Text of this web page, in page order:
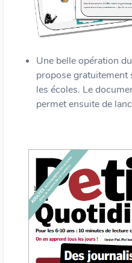
Une belle opération du
propose gratuitement
les écoles. Le
permet ensuite de